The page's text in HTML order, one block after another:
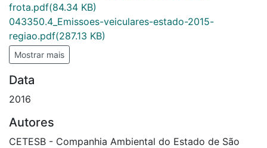
frota.pdf(84.34 KB)
043350.4_Emissoes-veiculares-estado-2015-
regiao.pdf(287.13 KB)
Mostrar mais
Data
2016
Autores
CETESB - Companhia Ambiental do Estado de São